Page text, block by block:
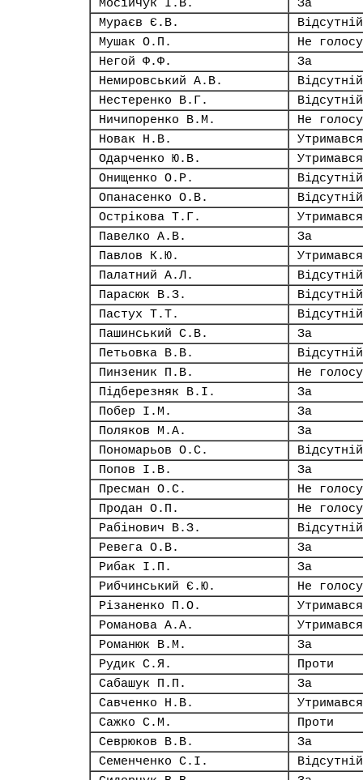
Мосійчук І.В.
За
Мураєв Є.В.
Відсутній
Мушак О.П.
Не
Негой Ф.Ф.
За
Немировський А.В.
Відсутній
Нестеренко В.Г.
Відсутній
Ничипоренко В.М.
Не
Новак Н.В.
Утримався
Одарченко Ю.В.
Утримався
Онищенко О.Р.
Відсутній
Опанасенко О.В.
Відсутній
Острікова Т.Г.
Утримався
Павелко А.В.
За
Павлов К.Ю.
Утримався
Палатний А.Л.
Відсутній
Парасюк В.З.
Відсутній
Пастух Т.Т.
Відсутній
Пашинський С.В.
За
Петьовка В.В.
Відсутній
Пинзеник П.В.
Не
Підберезняк В.І.
За
Побер І.М.
За
Поляков М.А.
За
Пономарьов О.С.
Відсутній
Попов І.В.
За
Пресман О.С.
Не
Продан О.П.
Не
Рабінович В.З.
Відсутній
Ревега О.В.
За
Рибак І.П.
За
Рибчинський Є.Ю.
Не
Різаненко П.О.
Утримався
Романова А.А.
Утримався
Романюк В.М.
За
Рудик С.Я.
Проти
Сабашук П.П.
За
Савченко Н.В.
Утримався
Сажко С.М.
Проти
Севрюков В.В.
За
Семенченко С.І.
Відсутній